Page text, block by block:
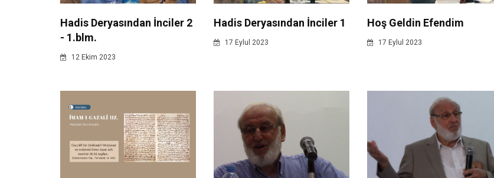
Hadis Deryasından İnciler 2
- 1.blm.
12 Ekim 2023
Hadis Deryasından İnciler 1
17 Eylul 2023
Hoş Geldin Efendim
17 Eylul 2023